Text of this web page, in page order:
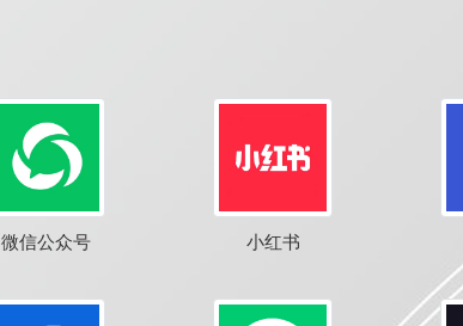
微信公众号 小红书